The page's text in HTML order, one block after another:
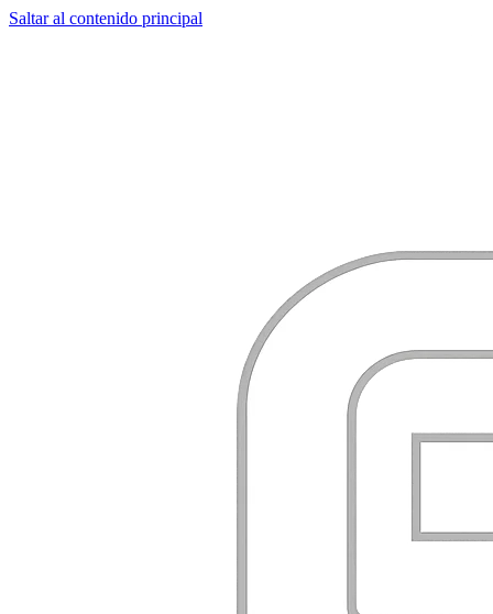
Saltar al contenido principal